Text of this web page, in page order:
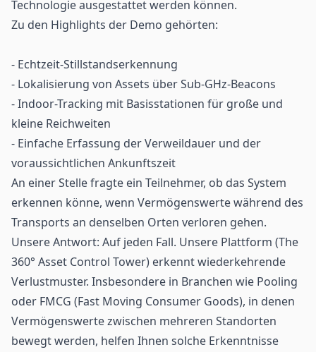
Technologie ausgestattet werden können.
Zu den Highlights der Demo gehörten:
- Echtzeit-Stillstandserkennung
- Lokalisierung von Assets über Sub-GHz-Beacons
- Indoor-Tracking mit Basisstationen für große und
kleine Reichweiten
- Einfache Erfassung der Verweildauer und der
voraussichtlichen Ankunftszeit
An einer Stelle fragte ein Teilnehmer, ob das System
erkennen könne, wenn Vermögenswerte während des
Transports an denselben Orten verloren gehen.
Unsere Antwort: Auf jeden Fall. Unsere Plattform (The
360° Asset Control Tower) erkennt wiederkehrende
Verlustmuster. Insbesondere in Branchen wie Pooling
oder FMCG (Fast Moving Consumer Goods), in denen
Vermögenswerte zwischen mehreren Standorten
bewegt werden, helfen Ihnen solche Erkenntnisse